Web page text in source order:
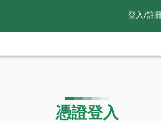
登入/註
憑證登入